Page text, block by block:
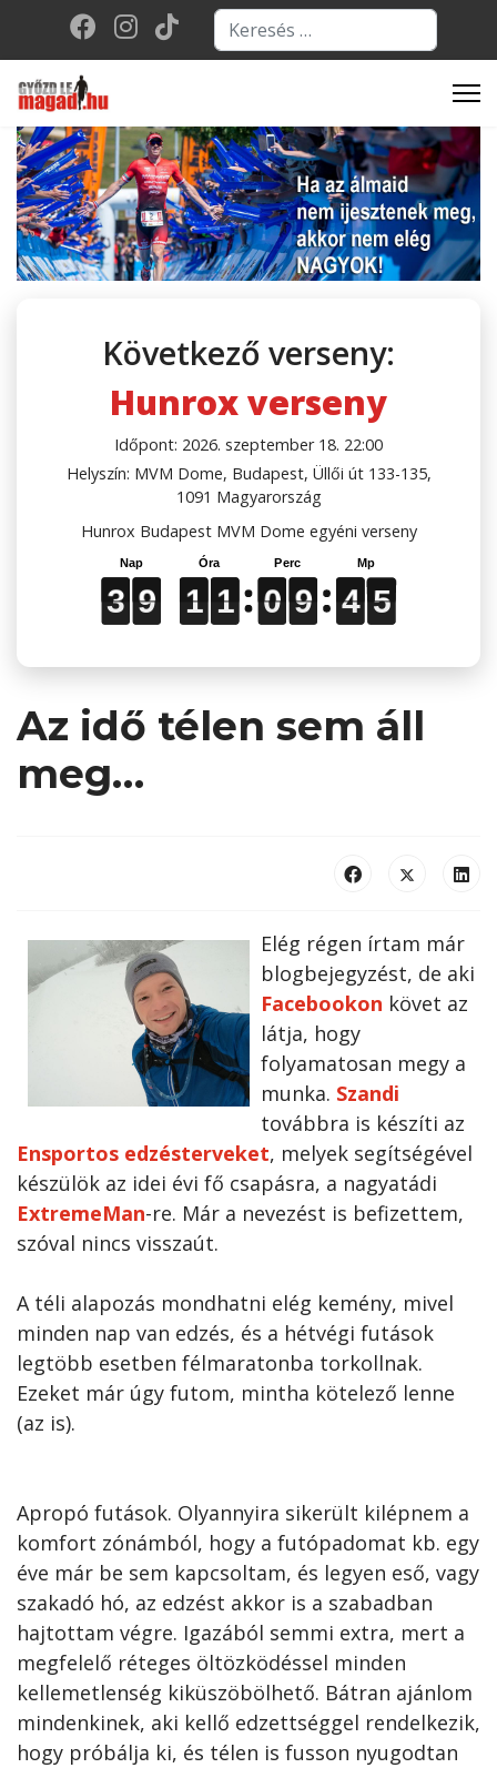
Keresés...
Type 2 or more
Következő verseny:
Hunrox verseny
Időpont: 2026. szeptember 18. 22:00
Helyszín: MVM Dome, Budapest, Üllői út 133-135,
1091 Magyarország
Hunrox Budapest MVM Dome egyéni verseny
3
3
3
3 9
9
9
9 1
1
1
1 1
1
1
1 0
0
0
0 9
9
9
9 4
4
4
4 4
4
4
4
Az idő télen sem áll
meg…
Elég régen írtam már
blogbejegyzést, de aki
Facebookon követ az
látja, hogy
folyamatosan megy a
munka. Szandi
továbbra is készíti az
Ensportos edzésterveket, melyek segítségével
készülök az idei évi fő csapásra, a nagyatádi
ExtremeMan-re. Már a nevezést is befizettem,
szóval nincs visszaút.
A téli alapozás mondhatni elég kemény, mivel
minden nap van edzés, és a hétvégi futások
legtöbb esetben félmaratonba torkollnak.
Ezeket már úgy futom, mintha kötelező lenne
(az is).
Apropó futások. Olyannyira sikerült kilépnem a
komfort zónámból, hogy a futópadomat kb. egy
éve már be sem kapcsoltam, és legyen eső, vagy
szakadó hó, az edzést akkor is a szabadban
hajtottam végre. Igazából semmi extra, mert a
megfelelő réteges öltözködéssel minden
kellemetlenség kiküszöbölhető. Bátran ajánlom
mindenkinek, aki kellő edzettséggel rendelkezik,
hogy próbálja ki, és télen is fusson nyugodtan